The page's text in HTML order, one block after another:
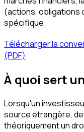
(actions, obligations
spécifique.
Télécharger la
(PDF)
À quoi sert
Lorsqu'un
source étrangère,
théoriquement un